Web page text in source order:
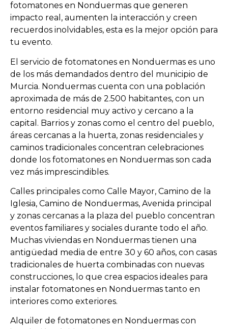
fotomatones en Nonduermas que generen
impacto real, aumenten la interacción y creen
recuerdos inolvidables, esta es la mejor opción para
tu evento.
El servicio de fotomatones en Nonduermas es uno
de los más demandados dentro del municipio de
Murcia. Nonduermas cuenta con una población
aproximada de más de 2.500 habitantes, con un
entorno residencial muy activo y cercano a la
capital. Barrios y zonas como el centro del pueblo,
áreas cercanas a la huerta, zonas residenciales y
caminos tradicionales concentran celebraciones
donde los fotomatones en Nonduermas son cada
vez más imprescindibles.
Calles principales como Calle Mayor, Camino de la
Iglesia, Camino de Nonduermas, Avenida principal
y zonas cercanas a la plaza del pueblo concentran
eventos familiares y sociales durante todo el año.
Muchas viviendas en Nonduermas tienen una
antigüedad media de entre 30 y 60 años, con casas
tradicionales de huerta combinadas con nuevas
construcciones, lo que crea espacios ideales para
instalar fotomatones en Nonduermas tanto en
interiores como exteriores.
Alquiler de fotomatones en Nonduermas con